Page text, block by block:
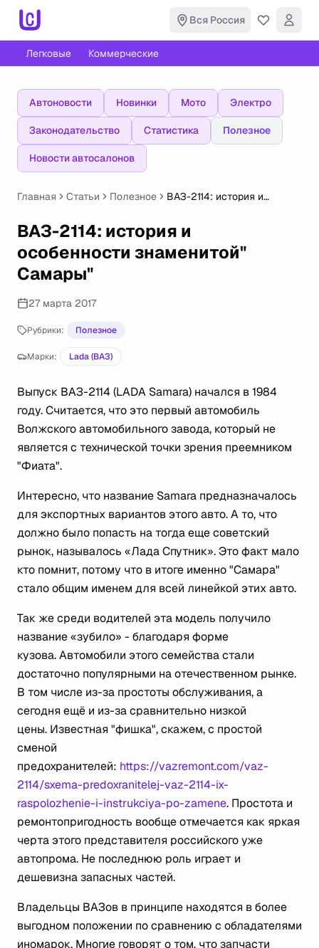
Вся Россия
Легковые Коммерческие
Автоновости Новинки Мото Электро
Законодательство Статистика Полезное
Новости автосалонов
Главная Статьи Полезное
ВАЗ-2114: история и
Самары"
ВАЗ-2114: история и
особенности знаменитой"
Самары"
27 марта 2017
Рубрики: Полезное
Марки: Lada (ВАЗ)
Выпуск ВАЗ-2114 (LADA Samara) начался в 1984
году. Считается, что это первый автомобиль
Волжского автомобильного завода, который не
является с технической точки зрения преемником
"Фиата".
Интересно, что название Samara предназначалось
для экспортных вариантов этого авто. А то, что
должно было попасть на тогда еще советский
рынок, называлось «Лада Спутник». Это факт мало
кто помнит, потому что в итоге именно "Самара"
стало общим именем для всей линейкой этих авто.
Так же среди водителей эта модель получило
название «зубило» - благодаря форме
кузова. Автомобили этого семейства стали
достаточно популярными на отечественном рынке.
В том числе из-за простоты обслуживания, а
сегодня ещё и из-за сравнительно низкой
цены. Известная "фишка", скажем, с простой
сменой
предохранителей: https://vazremont.com/vaz-
2114/sxema-predoxranitelej-vaz-2114-ix-
raspolozhenie-i-instrukciya-po-zamene. Простота и
ремонтопригодность вообще отмечается как яркая
черта этого представителя российского уже
автопрома. Не последнюю роль играет и
дешевизна запасных частей.
Владельцы ВАЗов в принципе находятся в более
выгодном положении по сравнению с обладателями
иномарок. Многие говорят о том, что запчасти